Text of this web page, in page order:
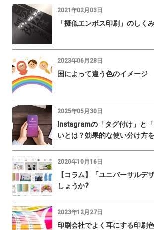
2021年02月03日
「擬似エンボス印刷」のしく
2023年06月28日
国によって違う色のイメージ
2025年05月30日
Instagramの「タグ付け」と
いとは？効果的な使い分け方
2020年10月16日
【コラム】「ユニバーサルデ
しょうか?
2023年12月27日
印刷会社でよく耳にする印刷